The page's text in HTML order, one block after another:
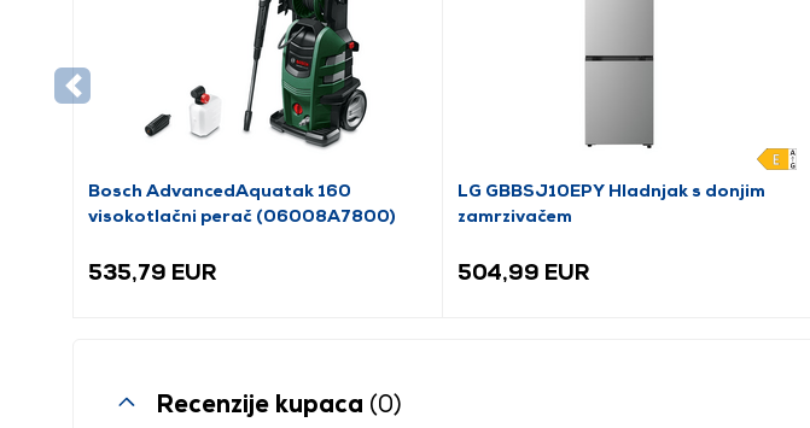
Bosch AdvancedAquatak 160
visokotlačni perač (06008A7800)
535,79 EUR
LG GBBSJ10EPY Hladnjak s donjim
zamrzivačem
504,99 EUR
Recenzije kupaca (0)